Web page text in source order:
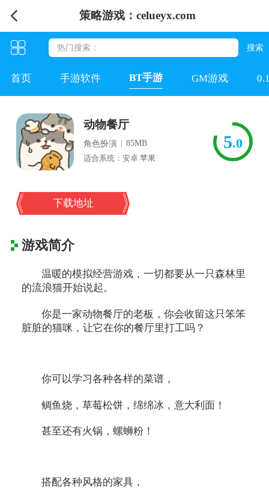
策略游戏：celueyx.com
首页 手游软件 BT手游 GM游戏
动物餐厅
角色扮演 |85MB
适合系统：安卓 苹果
5.0
下载地址
游戏简介
温暖的模拟经营游戏，一切都要从一只森林里
的流浪猫开始说起。
你是一家动物餐厅的老板，你会收留这只笨笨
脏脏的猫咪，让它在你的餐厅里打工吗？
你可以学习各种各样的菜谱，
鲷鱼烧，草莓松饼，绵绵冰，意大利面！
甚至还有火锅，螺蛳粉！
搭配各种风格的家具，